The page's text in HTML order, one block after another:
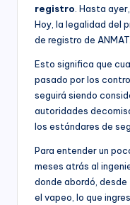
registro. Hasta
Hoy, la legalidad del
de registro de ANMAT.
Esto significa que
pasado por los
seguirá siendo
autoridades
los estándares de
Para entender un
meses atrás al
donde abordó,
el vapeo, lo que